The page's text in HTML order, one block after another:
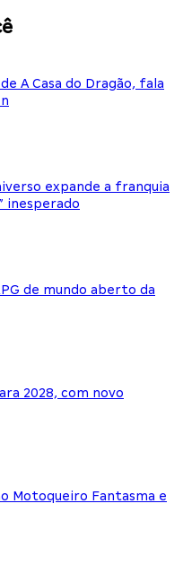
A Casa do Dragão, fala
expande a franquia
inesperado
de mundo aberto da
2028, com novo
Motoqueiro Fantasma e